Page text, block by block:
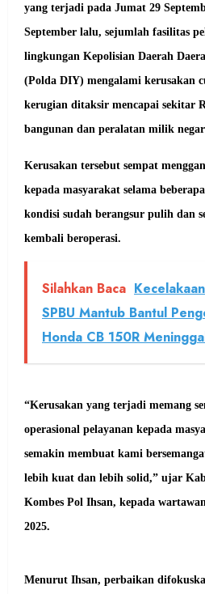
yang terjadi pada Jumat 29
September lalu, sejumlah fasilitas
lingkungan Kepolisian Daerah
(Polda DIY) mengalami kerusakan
kerugian ditaksir mencapai sekitar
bangunan dan peralatan milik
Kerusakan tersebut sempat
kepada masyarakat selama
kondisi sudah berangsur pulih dan
kembali beroperasi.
Silahkan Baca
SPBU Mantub Bantul
Honda CB 150R
“Kerusakan yang terjadi memang
operasional pelayanan kepada
semakin membuat kami
lebih kuat dan lebih solid,” ujar
Kombes Pol Ihsan, kepada
2025.
Menurut Ihsan, perbaikan